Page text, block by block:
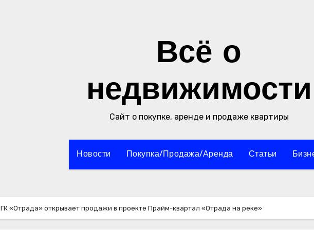
Всё о
недвижимости
Сайт о покупке, аренде и продаже квартиры
Новости Покупка/Продажа/Аренда Статьи
ГК «Отрада» открывает продажи в проекте Прайм-квартал «Отрада на реке»